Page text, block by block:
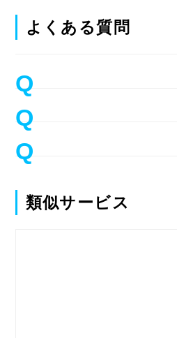
よくある質問
類似サービス